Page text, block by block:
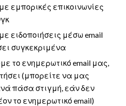
εμπορικές επικοινωνίες
ειδοποιήσεις μέσω email
συγκεκριμένα
το ενημερωτικό email μας,
(μπορείτε να μας
πάσα στιγμή, εάν δεν
το ενημερωτικό email)